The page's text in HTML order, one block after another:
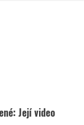
Její video